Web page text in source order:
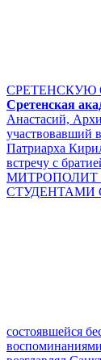
СРЕТЕНСКУЮ
Сретенская
Анастасий,
участвовавший
Патриарха
встречу с
МИТРОПОЛИТ
СТУДЕНТАМИ
состоявшейся